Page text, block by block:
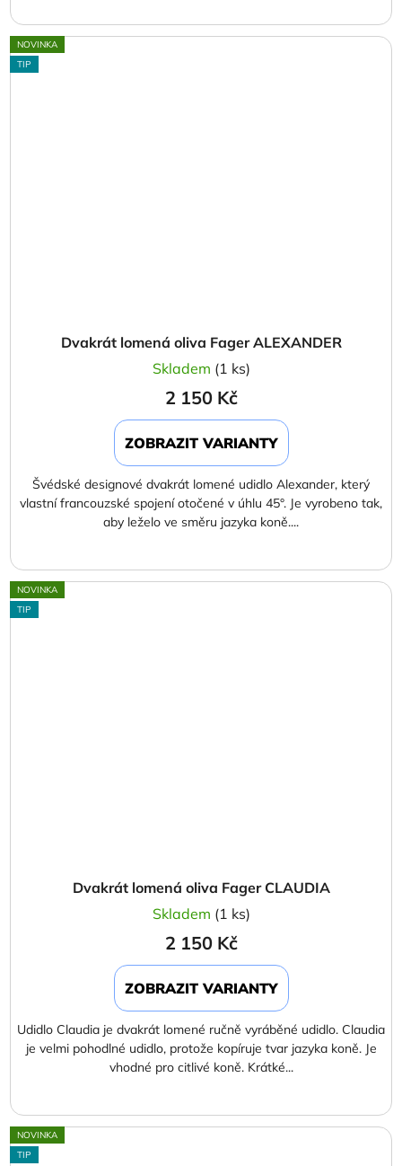
NOVINKA
TIP
Dvakrát lomená oliva Fager ALEXANDER
Skladem (1 ks)
2 150 Kč
ZOBRAZIT VARIANTY
Švédské designové dvakrát lomené udidlo Alexander, který
vlastní francouzské spojení otočené v úhlu 45°. Je vyrobeno tak,
aby leželo ve směru jazyka koně....
NOVINKA
TIP
Dvakrát lomená oliva Fager CLAUDIA
Skladem (1 ks)
2 150 Kč
ZOBRAZIT VARIANTY
Udidlo Claudia je dvakrát lomené ručně vyráběné udidlo. Claudia
je velmi pohodlné udidlo, protože kopíruje tvar jazyka koně. Je
vhodné pro citlivé koně. Krátké...
NOVINKA
TIP